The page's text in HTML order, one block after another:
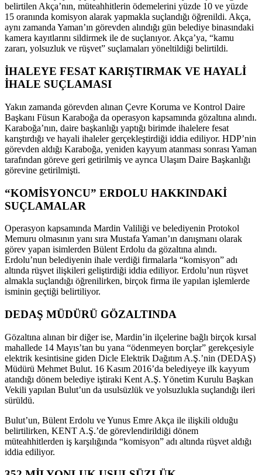
belirtilen Akça’nın, müteahhitlerin ödemelerini yüzde 10 ve yüzde
15 oranında komisyon alarak yapmakla suçlandığı öğrenildi. Akça,
aynı zamanda Yaman’ın görevden alındığı gün belediye binasındaki
kamera kayıtlarını sildirmek ile de suçlanıyor. Akça’ya, “kamu
zararı, yolsuzluk ve rüşvet” suçlamaları yöneltildiği belirtildi.
İHALEYE FESAT KARIŞTIRMAK VE HAYALİ
İHALE SUÇLAMASI
Yakın zamanda görevden alınan Çevre Koruma ve Kontrol Daire
Başkanı Füsun Karaboğa da operasyon kapsamında gözaltına alındı.
Karaboğa’nın, daire başkanlığı yaptığı birimde ihalelere fesat
karıştırdığı ve hayali ihaleler gerçekleştirdiği iddia ediliyor. HDP’nin
görevden aldığı Karaboğa, yeniden kayyum atanması sonrası Yaman
tarafından göreve geri getirilmiş ve ayrıca Ulaşım Daire Başkanlığı
görevine getirilmişti.
“KOMİSYONCU” ERDOLU HAKKINDAKİ
SUÇLAMALAR
Operasyon kapsamında Mardin Valiliği ve belediyenin Protokol
Memuru olmasının yanı sıra Mustafa Yaman’ın danışmanı olarak
görev yapan isimlerden Bülent Erdolu da gözaltına alındı.
Erdolu’nun belediyenin ihale verdiği firmalarla “komisyon” adı
altında rüşvet ilişkileri geliştirdiği iddia ediliyor. Erdolu’nun rüşvet
almakla suçlandığı öğrenilirken, birçok firma ile yapılan işlemlerde
isminin geçtiği belirtiliyor.
DEDAŞ MÜDÜRÜ GÖZALTINDA
Gözaltına alınan bir diğer ise, Mardin’in ilçelerine bağlı birçok kırsal
mahallede 14 Mayıs’tan bu yana “ödenmeyen borçlar” gerekçesiyle
elektrik kesintisine giden Dicle Elektrik Dağıtım A.Ş.’nin (DEDAŞ)
Müdürü Mehmet Bulut. 16 Kasım 2016’da belediyeye ilk kayyum
atandığı dönem belediye iştiraki Kent A.Ş. Yönetim Kurulu Başkan
Vekili yapılan Bulut’un da usulsüzlük ve yolsuzlukla suçlandığı ileri
sürüldü.
Bulut’un, Bülent Erdolu ve Yunus Emre Akça ile ilişkili olduğu
belirtilirken, KENT A.Ş.’de görevlendirildiği dönem
müteahhitlerden iş karşılığında “komisyon” adı altında rüşvet aldığı
iddia ediliyor.